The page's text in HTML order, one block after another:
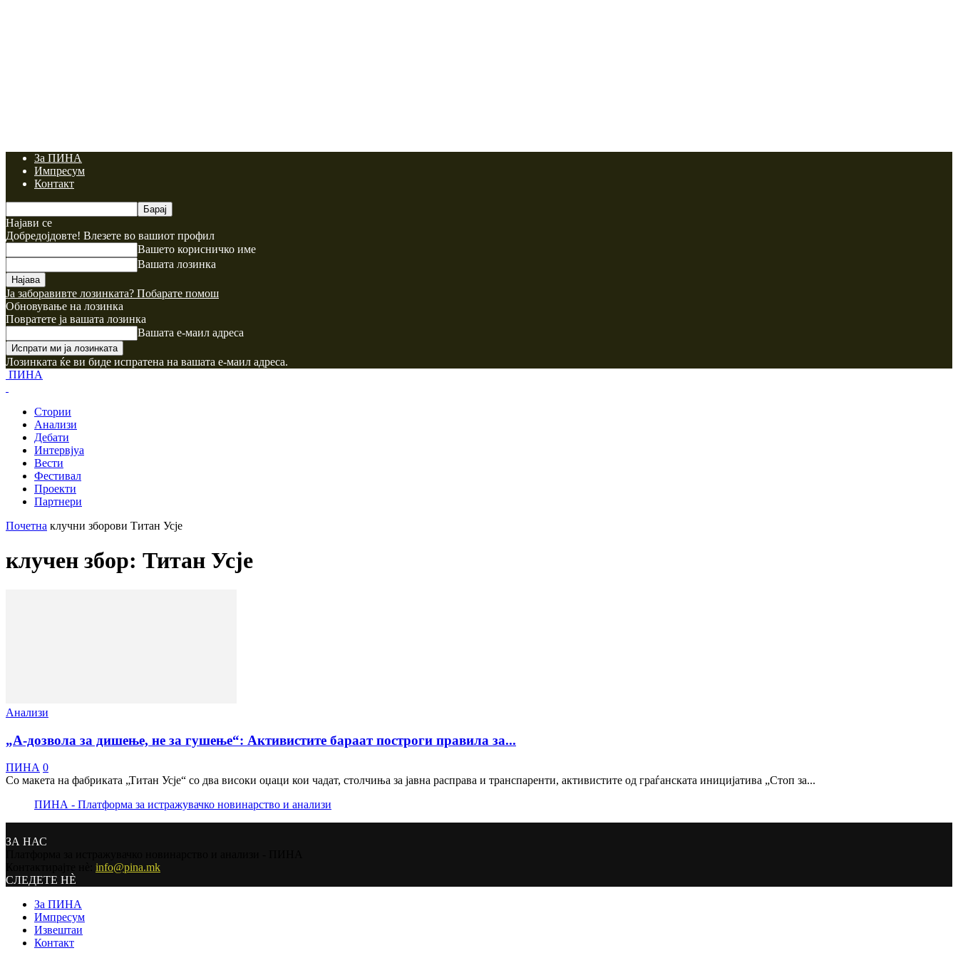
За ПИНА
Импресум
Контакт
Најави се
Добредојдовте! Влезете во вашиот профил
Вашето корисничко име
Вашата лозинка
Ја заборавивте лозинката? Побарате помош
Обновување на лозинка
Повратете ја вашата лозинка
Вашата е-маил адреса
Лозинката ќе ви биде испратена на вашата е-маил адреса.
ПИНА
Стории
Анализи
Дебати
Интервјуа
Вести
Фестивал
Проекти
Партнери
Почетна клучни зборови Титан Усје
клучен збор: Титан Усје
Анализи
„А-дозвола за дишење, не за гушење“: Aктивистите бараат построги правила за...
ПИНА 0
Со макета на фабриката „Титан Усје“ со два високи оџаци кои чадат, столчиња за јавна расправа и транспаренти, активистите од граѓанската иницијатива „Стоп за...
ПИНА - Платформа за истражувачко новинарство и анализи
ЗА НАС
info@pina.mk
СЛЕДЕТЕ НЀ
За ПИНА
Импресум
Извештаи
Контакт